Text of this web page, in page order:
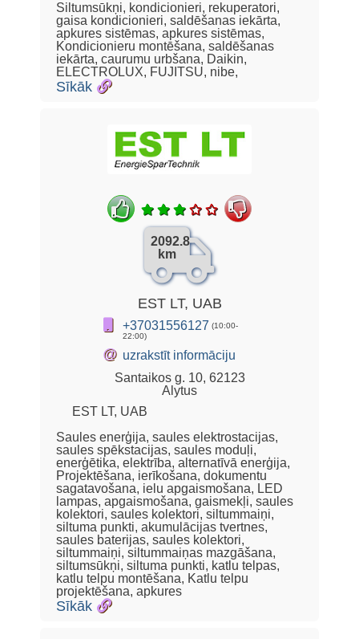
Siltumsūkņi, kondicionieri, rekuperatori,
gaisa kondicionieri, saldēšanas iekārta,
apkures sistēmas, apkures sistēmas,
Kondicionieru montēšana, saldēšanas
iekārta, caurumu urbšana, Daikin,
ELECTROLUX, FUJITSU, nibe,
Sīkāk
2092.8
km
EST LT, UAB
+37031556127 (10:00-
22:00)
@ uzrakstīt informāciju
Santaikos g. 10, 62123
Alytus
EST LT, UAB
Saules enerģija, saules elektrostacijas,
saules spēkstacijas, saules moduļi,
enerģētika, elektrība, alternatīvā enerģija,
Projektēšana, ierīkošana, dokumentu
sagatavošana, ielu apgaismošana, LED
lampas, apgaismošana, gaismekļi, saules
kolektori, saules kolektori, siltummaiņi,
siltuma punkti, akumulācijas tvertnes,
saules baterijas, saules kolektori,
siltummaiņi, siltummaiņas mazgāšana,
siltumsūkņi, siltuma punkti, katlu telpas,
katlu telpu montēšana, Katlu telpu
projektēšana, apkures
Sīkāk